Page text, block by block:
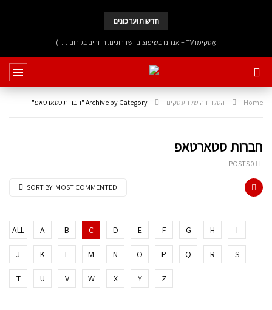
חדשות ועדכונים
אָסקימוֹ TV – אנחנו בשיפוצים ושדרוגים. חוזרים בקרוב…. :)
Home הטלוויזיה של העסקים Archive by Category "חברות סטארטאפ"
חברות סטארטאפ
0 POSTS
SORT BY: MOST COMMENTED
ALL A B C D E F G H I
J K L M N O P Q R S
T U V W X Y Z